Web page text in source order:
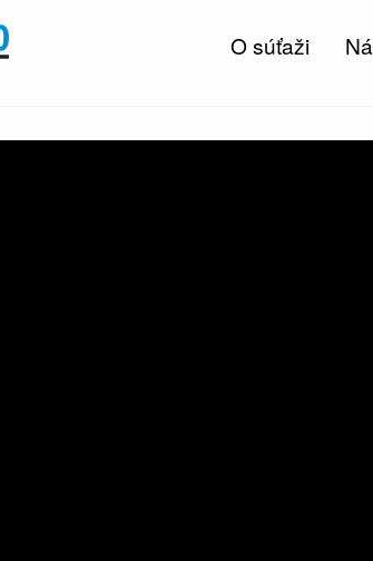
O súťaži